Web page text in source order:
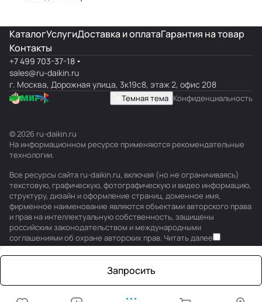
Запросить
КаталогУслугиДоставка и оплатаГарантия на товар
Контакты
+7 499 703-37-18
sales@ru-daikin.ru
г. Москва, Дорожная улица, 3к19с8, этаж 2, офис 208
Темная тема Конфиденциальность
© 2026 ru-daikin.ru
На информационном ресурсе применяются рекомендательные
технологии.
Все ресурсы сайта ru-daikin.ru, включая (но не ограничиваясь)
текстовую, графическую, фотографическую и видео информацию,
структуру, дизайн и оформление страниц, доменное имя,
фирменное наименование являются объектами авторского права
и прав на интеллектуальную собственность, защищены
российским законодательством и международными
соглашениями об охране авторских прав. Читать далее